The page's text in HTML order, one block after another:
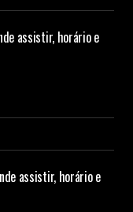
assistir, horário e
assistir, horário e